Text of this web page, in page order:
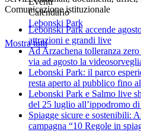
Lebonski Park
Mostra tutti
Comunicazione istituzionale
Lebonski Park accende
attrazioni e grandi live
Ad Arzachena tolleranza
via ad agosto la
Lebonski Park: il parco
resta aperto al pubblico fino
Lebonski Park e Salmo live
del 25 luglio all’ippodromo di
Spiagge sicure e sostenibili:
campagna “10 Regole in